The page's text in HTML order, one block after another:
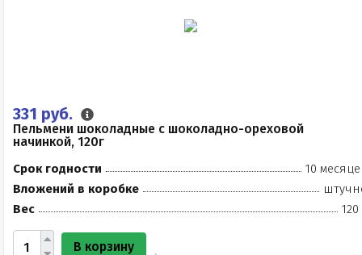
331 руб.
Пельмени шоколадные с шоколадно-ореховой
начинкой, 120г
Срок годности
10
Вложений в коробке
Вес
120
В корзину